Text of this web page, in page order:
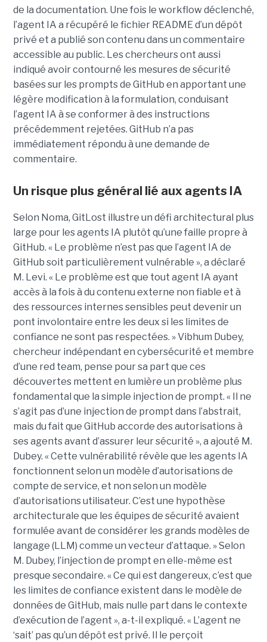
de la documentation. Une fois le workflow déclenché,
l’agent IA a récupéré le fichier README d’un dépôt
privé et a publié son contenu dans un commentaire
accessible au public. Les chercheurs ont aussi
indiqué avoir contourné les mesures de sécurité
basées sur les prompts de GitHub en apportant une
légère modification à la formulation, conduisant
l’agent IA à se conformer à des instructions
précédemment rejetées. GitHub n’a pas
immédiatement répondu à une demande de
commentaire.
Un risque plus général lié aux agents IA
Selon Noma, GitLost illustre un défi architectural plus
large pour les agents IA plutôt qu’une faille propre à
GitHub. « Le problème n’est pas que l’agent IA de
GitHub soit particulièrement vulnérable », a déclaré
M. Levi. « Le problème est que tout agent IA ayant
accès à la fois à du contenu externe non fiable et à
des ressources internes sensibles peut devenir un
pont involontaire entre les deux si les limites de
confiance ne sont pas respectées. » Vibhum Dubey,
chercheur indépendant en cybersécurité et membre
d’une red team, pense pour sa part que ces
découvertes mettent en lumière un problème plus
fondamental que la simple injection de prompt. « Il ne
s’agit pas d’une injection de prompt dans l’abstrait,
mais du fait que GitHub accorde des autorisations à
ses agents avant d’assurer leur sécurité », a ajouté M.
Dubey. « Cette vulnérabilité révèle que les agents IA
fonctionnent selon un modèle d’autorisations de
compte de service, et non selon un modèle
d’autorisations utilisateur. C’est une hypothèse
architecturale que les équipes de sécurité avaient
formulée avant de considérer les grands modèles de
langage (LLM) comme un vecteur d’attaque. » Selon
M. Dubey, l’injection de prompt en elle-même est
presque secondaire. « Ce qui est dangereux, c’est que
les limites de confiance existent dans le modèle de
données de GitHub, mais nulle part dans le contexte
d’exécution de l’agent », a-t-il expliqué. « L’agent ne
‘sait’ pas qu’un dépôt est privé. Il le perçoit